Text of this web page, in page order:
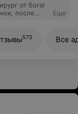
от бога!
после
в
Еще
573 Все